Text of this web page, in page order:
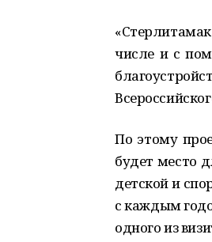
«Стерлитамак
числе и с
По этому
будет место
детской и
с каждым го
одного из